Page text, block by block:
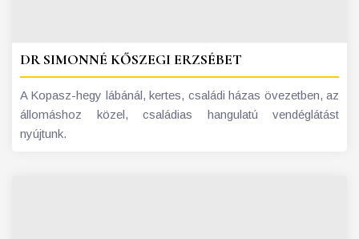
DR SIMONNÉ KŐSZEGI ERZSÉBET
A Kopasz-hegy lábánál, kertes, családi házas övezetben, az
állomáshoz közel, családias hangulatú vendéglátást
nyújtunk.